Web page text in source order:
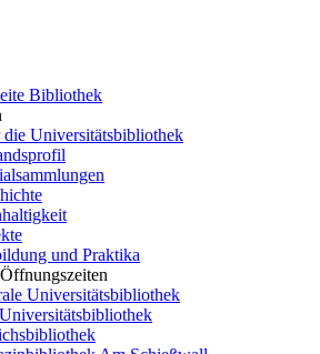
Bibliothek
die Universitätsbibliothek
und Praktika
Universitätsbibliothek